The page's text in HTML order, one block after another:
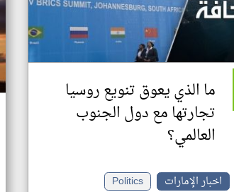
ما الذي يعوق تنويع روسيا
تجارتها مع دول الجنوب
العالمي؟
اخبار الإمارات
Politics